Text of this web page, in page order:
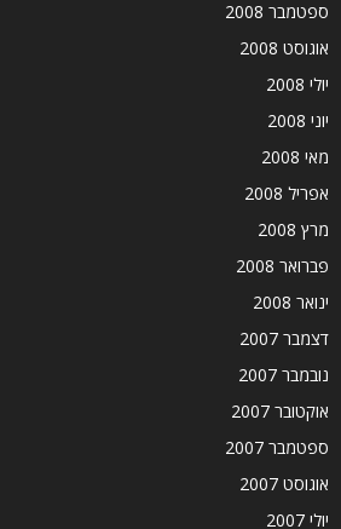
ספטמבר 2008
אוגוסט 2008
יולי 2008
יוני 2008
מאי 2008
אפריל 2008
מרץ 2008
פברואר 2008
ינואר 2008
דצמבר 2007
נובמבר 2007
אוקטובר 2007
ספטמבר 2007
אוגוסט 2007
יולי 2007